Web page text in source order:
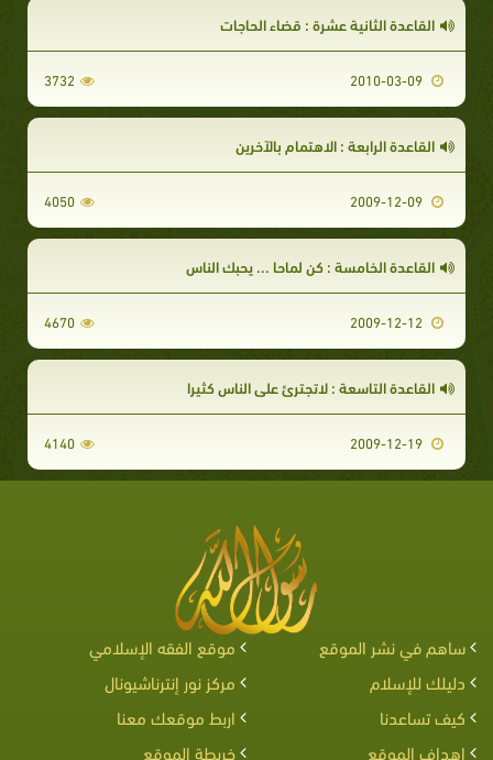
القاعدة الثانية عشرة : قضاء الحاجات
3732
القاعدة الرابعة : الاهتمام بالآخرين
4050
القاعدة الخامسة : كن لماحا ... يحبك الناس
4670
القاعدة التاسعة : لاتجترئ على الناس كثيرا
4140
ساهم في نشر الموقع
موقع الفقه الإسلامي
دليلك للإسلام
مركز نور إنترناشيونال
كيف تساعدنا
اربط موقعك معنا
اهداف الموقع
خريطة الموقع